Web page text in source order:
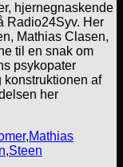
hjernegnaskende
Radio24Syv. Her
Mathias Clasen,
til en snak om
psykopater
af
her
,Mathias
,Steen